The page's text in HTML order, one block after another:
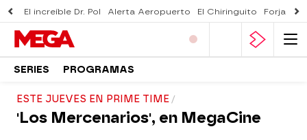
El increíble Dr. Pol Alerta Aeropuerto El Chiringuito Forjado
SERIES PROGRAMAS
ESTE JUEVES EN PRIME TIME
'Los Mercenarios', en MegaCine